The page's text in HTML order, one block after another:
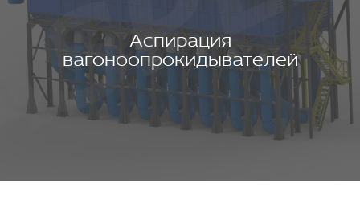
Аспирация
вагоноопрокидывателей